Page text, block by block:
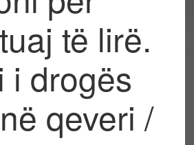
të lirë.
i drogës
qeveri /